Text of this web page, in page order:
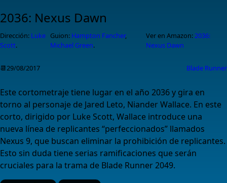
2036: Nexus Dawn
Dirección: Luke
Scott.
Guion: Hampton Fancher,
Michael Green.
Ver en Amazon:2036:
Nexus Dawn
📆29/08/2017 Blade Runner
Este cortometraje tiene lugar en el año 2036 y gira en
torno al personaje de Jared Leto, Niander Wallace. En este
corto, dirigido por Luke Scott, Wallace introduce una
nueva línea de replicantes “perfeccionados” llamados
Nexus 9, que buscan eliminar la prohibición de replicantes.
Esto sin duda tiene serias ramificaciones que serán
cruciales para la trama de Blade Runner 2049.